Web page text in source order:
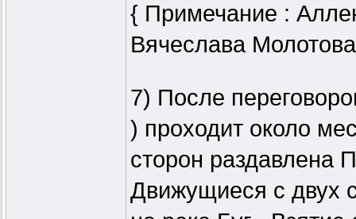
{ Примечание :
Вячеслава
7) После
) проходит около
сторон раздавлена
Движущиеся с двух